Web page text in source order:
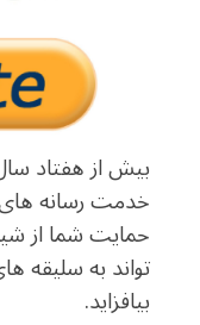
بیش از هفتاد
خدمت رسانه
حمایت شما از
تواند به سلیقه
بیافزاید.